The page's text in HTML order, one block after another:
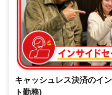
キャッシュレス決済のイ
ト勤務)